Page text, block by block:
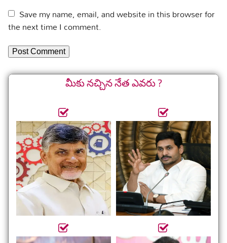
Save my name, email, and website in this browser for
the next time I comment.
మీకు నచ్చిన నేత ఎవరు ?